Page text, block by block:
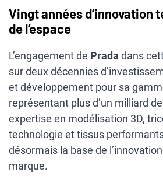
Vingt années d’innovation
de l’espace
L’engagement de Prada dans
sur deux décennies
et développement pour sa
représentant plus d’un milliard
expertise en modélisation 3D,
technologie et tissus
désormais la base de
marque.